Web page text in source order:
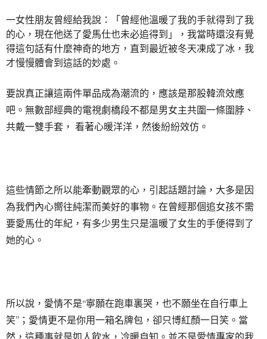
一女性朋友曾經給我說：「曾經他溫暖了我的手就得到了我
的心，現在他送了愛馬仕也未必追得到」，我當時還沒有覺
得這句話有什麼神奇的地方，直到最近被冬天凍成了冰，我
才慢慢體會到這話的妙處。
要說真正讓這兩件單品成為潮流的，應該是那股韓流效應
吧。無數部經典的電視劇橋段不都是男女主共圍一條圍脖、
共戴一雙手套， 看著心暖洋洋，然後紛紛效仿。
這些情節之所以能牽動觀眾的心，引起話題討論，大多是因
為我們內心嚮往純潔而美好的事物。在曾經那個追女孩不需